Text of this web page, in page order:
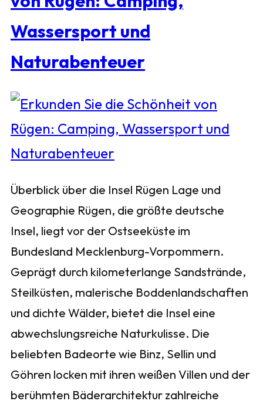
Wassersport und
Naturabenteuer
Überblick über die Insel Rügen Lage und
Geographie Rügen, die größte deutsche
Insel, liegt vor der Ostseeküste im
Bundesland Mecklenburg-Vorpommern.
Geprägt durch kilometerlange Sandstrände,
Steilküsten, malerische Boddenlandschaften
und dichte Wälder, bietet die Insel eine
abwechslungsreiche Naturkulisse. Die
beliebten Badeorte wie Binz, Sellin und
Göhren locken mit ihren weißen Villen und der
berühmten Bäderarchitektur zahlreiche